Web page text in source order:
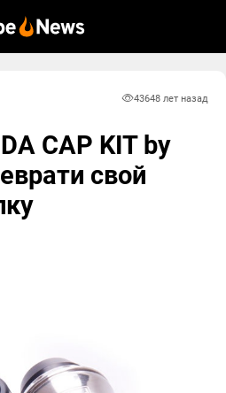
43648 лет назад
CAP KIT by
свой